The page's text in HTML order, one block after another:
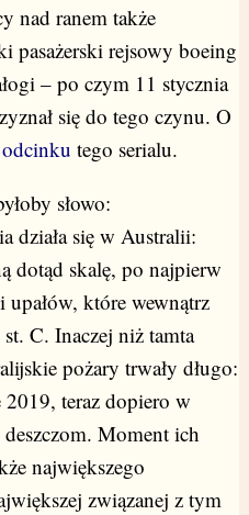
nad ranem także
pasażerski rejsowy boeing
– po czym 11 stycznia
się do tego czynu. O
tego serialu.
słowo:
działa się w Australii:
dotąd skalę, po najpierw
upałów, które wewnątrz
C. Inaczej niż tamta
pożary trwały długo:
2019, teraz dopiero w
Moment ich
największego
związanej z tym